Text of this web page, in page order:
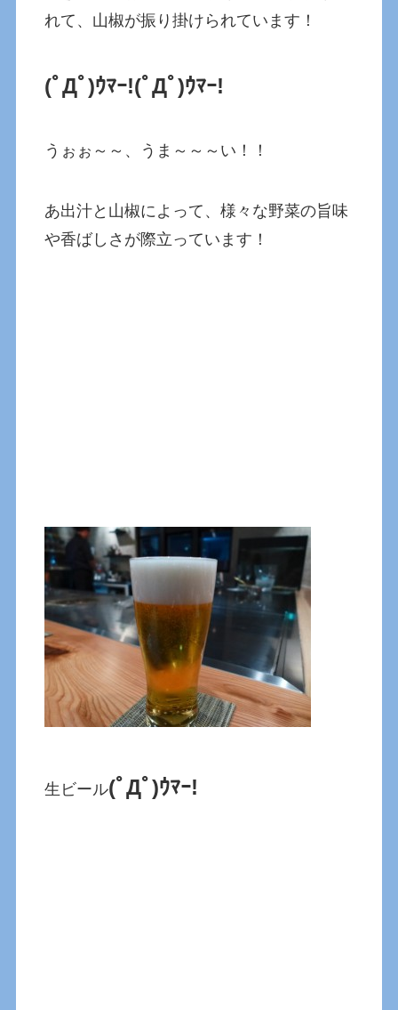
れて、山椒が振り掛けられています！
(ﾟДﾟ)ｳﾏｰ!(ﾟДﾟ)ｳﾏｰ!
うぉぉ～～、うま～～～い！！
あ出汁と山椒によって、様々な野菜の旨味
や香ばしさが際立っています！
生ビール(ﾟДﾟ)ｳﾏｰ!